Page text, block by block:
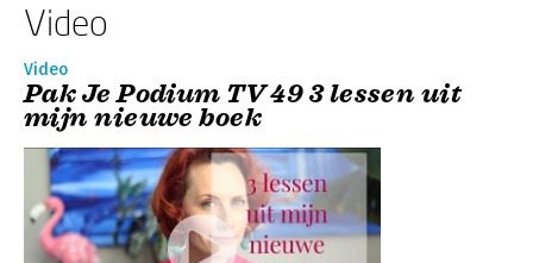
Video
Video
Pak Je Podium TV 49 3 lessen uit
mijn nieuwe boek